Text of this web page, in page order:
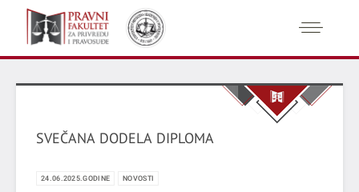
SVEČANA DODELA DIPLOMA
24.06.2025.GODINE NOVOSTI